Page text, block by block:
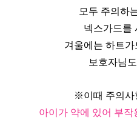
모두 주의하
넥스가드를
겨울에는 하트
보호자님
※이때 주의사
아이가 약에 있어 부